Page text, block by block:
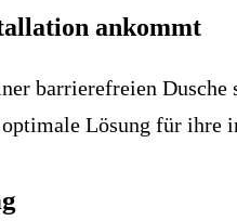
ankommt
barrierefreien
Lösung für